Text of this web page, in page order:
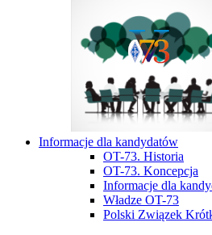
Informacje dla kandydatów
OT-73. Historia
OT-73. Koncepcja
Informacje dla
Władze OT-73
Polski Związek